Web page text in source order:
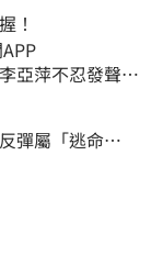
！
聞APP
亞萍不忍發聲：
彈屬「逃命